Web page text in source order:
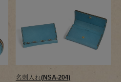
名刺入れ(NSA-204)